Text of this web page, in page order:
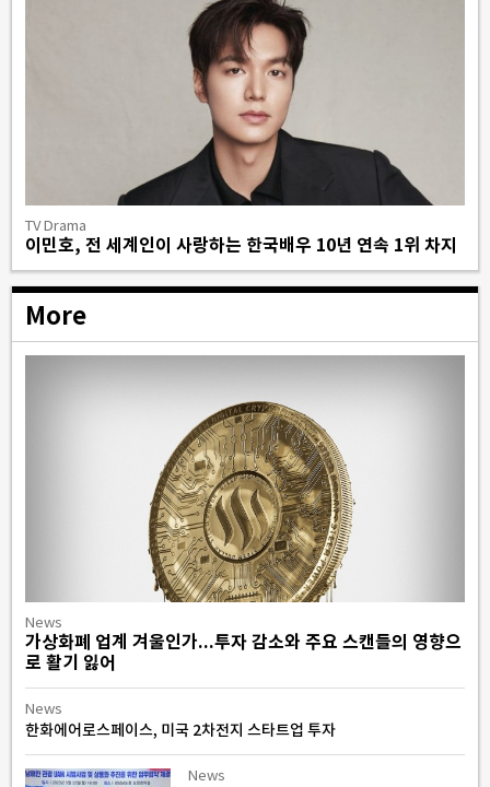
TV Drama
이민호, 전 세계인이 사랑하는 한국배우 10년 연속 1위 차지
More
News
가상화폐 업계 겨울인가...투자 감소와 주요 스캔들의 영향으
로 활기 잃어
News
한화에어로스페이스, 미국 2차전지 스타트업 투자
News